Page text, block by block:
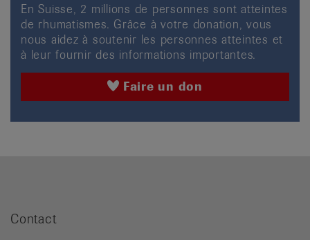
En Suisse, 2 millions de personnes sont atteintes
de rhumatismes. Grâce à votre donation, vous
nous aidez à soutenir les personnes atteintes et
à leur fournir des informations importantes.
Faire un don
Contact